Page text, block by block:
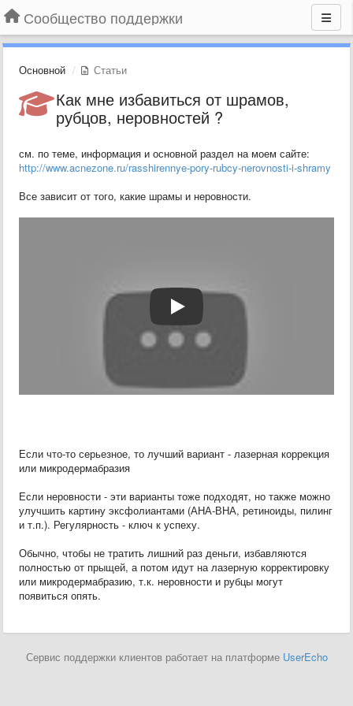
Сообщество поддержки
Основной Статьи
Как мне избавиться от шрамов,
рубцов, неровностей ?
см. по теме, информация и основной раздел на моем сайте:
http://www.acnezone.ru/rasshirennye-pory-rubcy-nerovnosti-i-shramy
Все зависит от того, какие шрамы и неровности.
Если что-то серьезное, то лучший вариант - лазерная коррекция
или микродермабразия
Если неровности - эти варианты тоже подходят, но также можно
улучшить картину эксфолиантами (АНА-ВНА, ретиноиды, пилинг
и т.п.). Регулярность - ключ к успеху.
Обычно, чтобы не тратить лишний раз деньги, избавляются
полностью от прыщей, а потом идут на лазерную корректировку
или микродермабразию, т.к. неровности и рубцы могут
появиться опять.
Сервис поддержки клиентов работает на платформе UserEcho